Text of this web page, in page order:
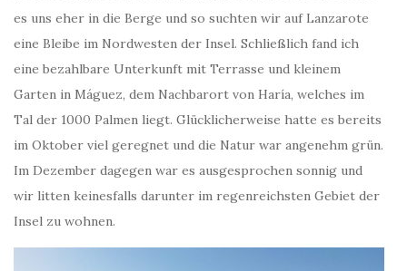
es uns eher in die Berge und so suchten wir auf Lanzarote
eine Bleibe im Nordwesten der Insel. Schließlich fand ich
eine bezahlbare Unterkunft mit Terrasse und kleinem
Garten in Máguez, dem Nachbarort von Haría, welches im
Tal der 1000 Palmen liegt. Glücklicherweise hatte es bereits
im Oktober viel geregnet und die Natur war angenehm grün.
Im Dezember dagegen war es ausgesprochen sonnig und
wir litten keinesfalls darunter im regenreichsten Gebiet der
Insel zu wohnen.